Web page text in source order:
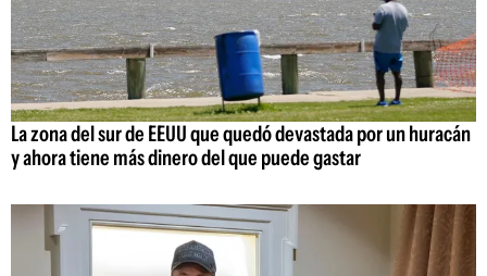
La zona del sur de EEUU que quedó devastada por un huracán
y ahora tiene más dinero del que puede gastar